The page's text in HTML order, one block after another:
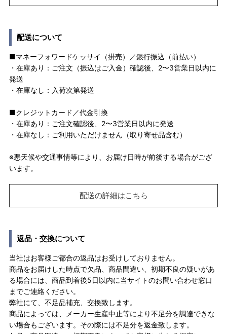
配送について
■マネーフォワードケッサイ（掛売）／銀行振込（前払い）
・在庫あり：ご注文（振込はご入金）確認後、2〜3営業日以内に
発送
・在庫なし：入荷次第発送
■クレジットカード／代金引換
・在庫あり：ご注文確認後、2〜3営業日以内に発送
・在庫なし：ご利用いただけません（取り寄せ品含む）
※悪天候や交通事情等により、お届け日時が前後する場合がござ
います。
配送の詳細はこちら
返品・交換について
当社はお客様ご都合の返品はお受けしておりません。
商品をお届けした時点で欠品、商品間違い、初期不良の疑いがあ
る場合には、商品到着後5日以内に当サイトのお問い合わせ窓口
までご連絡ください。
弊社にて、不足品補充、交換致します。
商品によっては、メーカー生産中止等により不足分を調達できな
い場合もございます。その際には不足分を返金致します。